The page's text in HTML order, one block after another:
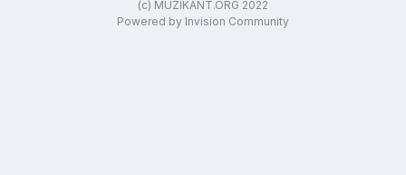
(c) MUZIKANT.ORG 2022
Powered by Invision Community